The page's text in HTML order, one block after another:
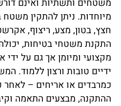
משטחים ותשתיות ואינם
מיוחדות. ניתן להתקין
חצץ, בטון, מצע, ריצוף,
התקנת משטחי בטיחות,
מקצועי ומיומן אך גם על ידי
ידיים טובות ורצון ללמוד.
כמרבדים או אריחים –
ההתקנה, מבצעים התאמה